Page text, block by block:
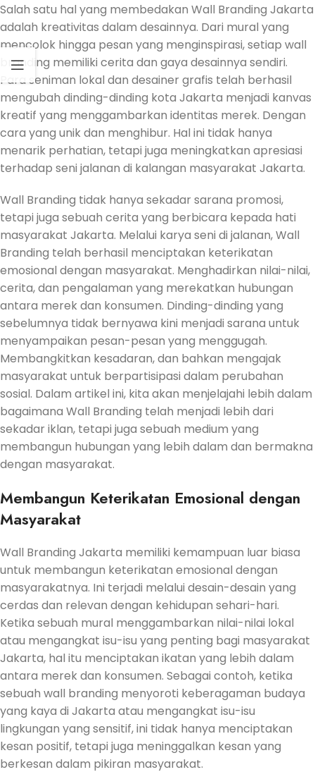
Salah satu hal yang membedakan Wall Branding Jakarta
adalah kreativitas dalam desainnya. Dari mural yang
mencolok hingga pesan yang menginspirasi, setiap wall
branding memiliki cerita dan gaya desainnya sendiri.
Para seniman lokal dan desainer grafis telah berhasil
mengubah dinding-dinding kota Jakarta menjadi kanvas
kreatif yang menggambarkan identitas merek. Dengan
cara yang unik dan menghibur. Hal ini tidak hanya
menarik perhatian, tetapi juga meningkatkan apresiasi
terhadap seni jalanan di kalangan masyarakat Jakarta.
Wall Branding tidak hanya sekadar sarana promosi,
tetapi juga sebuah cerita yang berbicara kepada hati
masyarakat Jakarta. Melalui karya seni di jalanan, Wall
Branding telah berhasil menciptakan keterikatan
emosional dengan masyarakat. Menghadirkan nilai-nilai,
cerita, dan pengalaman yang merekatkan hubungan
antara merek dan konsumen. Dinding-dinding yang
sebelumnya tidak bernyawa kini menjadi sarana untuk
menyampaikan pesan-pesan yang menggugah.
Membangkitkan kesadaran, dan bahkan mengajak
masyarakat untuk berpartisipasi dalam perubahan
sosial. Dalam artikel ini, kita akan menjelajahi lebih dalam
bagaimana Wall Branding telah menjadi lebih dari
sekadar iklan, tetapi juga sebuah medium yang
membangun hubungan yang lebih dalam dan bermakna
dengan masyarakat.
Membangun Keterikatan Emosional dengan
Masyarakat
Wall Branding Jakarta memiliki kemampuan luar biasa
untuk membangun keterikatan emosional dengan
masyarakatnya. Ini terjadi melalui desain-desain yang
cerdas dan relevan dengan kehidupan sehari-hari.
Ketika sebuah mural menggambarkan nilai-nilai lokal
atau mengangkat isu-isu yang penting bagi masyarakat
Jakarta, hal itu menciptakan ikatan yang lebih dalam
antara merek dan konsumen. Sebagai contoh, ketika
sebuah wall branding menyoroti keberagaman budaya
yang kaya di Jakarta atau mengangkat isu-isu
lingkungan yang sensitif, ini tidak hanya menciptakan
kesan positif, tetapi juga meninggalkan kesan yang
berkesan dalam pikiran masyarakat.